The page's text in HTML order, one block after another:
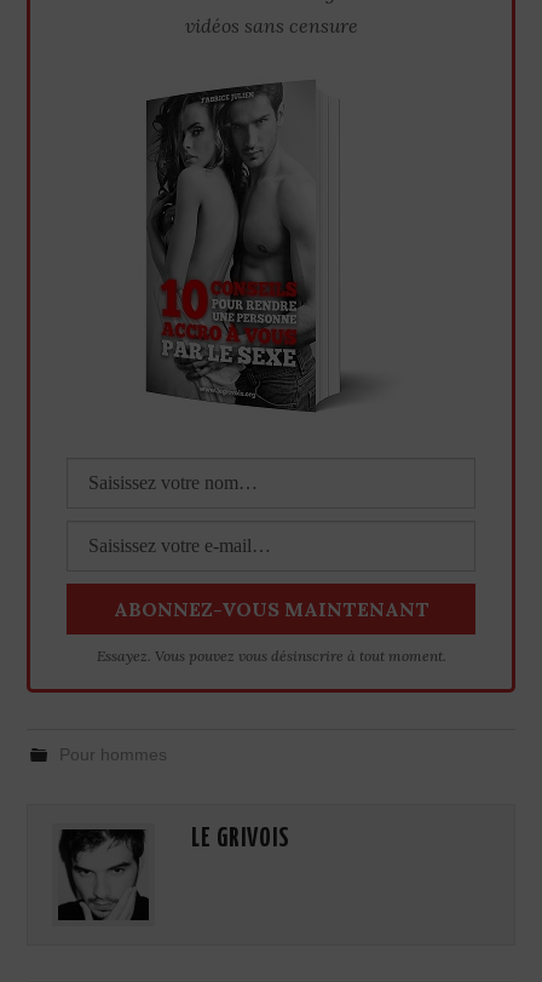
vidéos sans censure
Essayez. Vous pouvez vous désinscrire à tout moment.
Pour hommes
LE GRIVOIS